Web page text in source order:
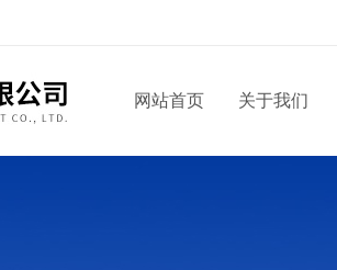
网站首页 关于我们